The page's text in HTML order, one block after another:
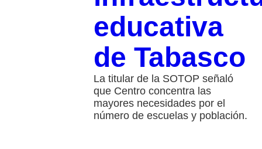
educativa
de Tabasco
La titular de la SOTOP señaló
que Centro concentra las
mayores necesidades por el
número de escuelas y población.